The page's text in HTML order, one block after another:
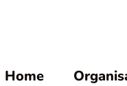
Home